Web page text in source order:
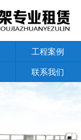
工程案例
联系我们